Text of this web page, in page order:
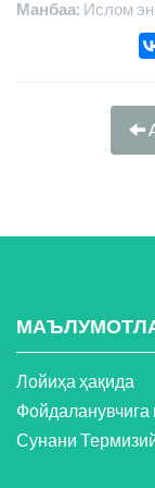
Манбаа: Ислом
Лойиҳа ҳақида
Фойдаланувчига
Сунани